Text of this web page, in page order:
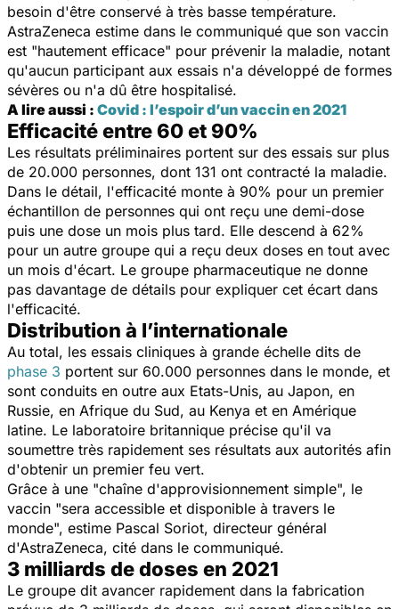
besoin d'être conservé à très basse température.
AstraZeneca estime dans le communiqué que son vaccin
est "hautement efficace" pour prévenir la maladie, notant
qu'aucun participant aux essais n'a développé de formes
sévères ou n'a dû être hospitalisé.
A lire aussi : Covid : l’espoir d’un vaccin en 2021
Efficacité entre 60 et 90%
Les résultats préliminaires portent sur des essais sur plus
de 20.000 personnes, dont 131 ont contracté la maladie.
Dans le détail, l'efficacité monte à 90% pour un premier
échantillon de personnes qui ont reçu une demi-dose
puis une dose un mois plus tard. Elle descend à 62%
pour un autre groupe qui a reçu deux doses en tout avec
un mois d'écart. Le groupe pharmaceutique ne donne
pas davantage de détails pour expliquer cet écart dans
l'efficacité.
Distribution à l’internationale
Au total, les essais cliniques à grande échelle dits de
phase 3 portent sur 60.000 personnes dans le monde, et
sont conduits en outre aux Etats-Unis, au Japon, en
Russie, en Afrique du Sud, au Kenya et en Amérique
latine. Le laboratoire britannique précise qu'il va
soumettre très rapidement ses résultats aux autorités afin
d'obtenir un premier feu vert.
Grâce à une "chaîne d'approvisionnement simple", le
vaccin "sera accessible et disponible à travers le
monde", estime Pascal Soriot, directeur général
d'AstraZeneca, cité dans le communiqué.
3 milliards de doses en 2021
Le groupe dit avancer rapidement dans la fabrication